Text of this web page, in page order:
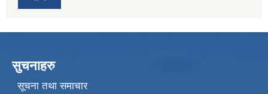
सुचनाहरु
सूचना तथा समाचार